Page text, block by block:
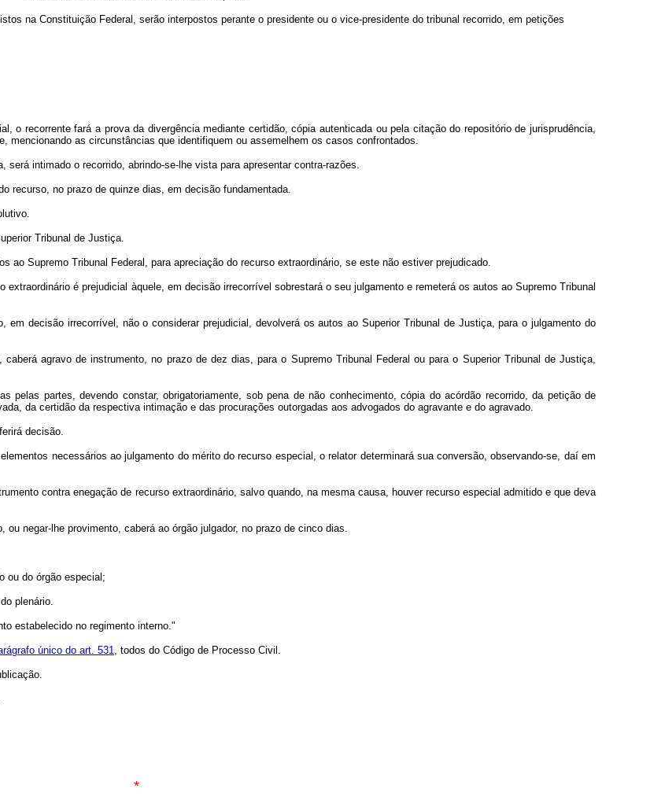
na Constituição Federal, serão interpostos perante o presidente ou o vice-presidente do tribunal recorrido, em petições
o recorrente fará a prova da divergência mediante certidão, cópia autenticada ou pela citação do repositório de jurisprudência,
mencionando as circunstâncias que identifiquem ou assemelhem os casos confrontados.
será intimado o recorrido, abrindo-se-lhe vista para apresentar contra-razões.
recurso, no prazo de quinze dias, em decisão fundamentada.
Tribunal de Justiça.
ao Supremo Tribunal Federal, para apreciação do recurso extraordinário, se este não estiver prejudicado.
é prejudicial àquele, em decisão irrecorrível sobrestará o seu julgamento e remeterá os autos ao Supremo Tribunal
em decisão irrecorrível, não o considerar prejudicial, devolverá os autos ao Superior Tribunal de Justiça, para o julgamento do
agravo de instrumento, no prazo de dez dias, para o Supremo Tribunal Federal ou para o Superior Tribunal de Justiça,
pelas partes, devendo constar, obrigatoriamente, sob pena de não conhecimento, cópia do acórdão recorrido, da petição de
da certidão da respectiva intimação e das procurações outorgadas aos advogados do agravante e do agravado.
decisão.
necessários ao julgamento do mérito do recurso especial, o relator determinará sua conversão, observando-se, daí em
contra enegação de recurso extraordinário, salvo quando, na mesma causa, houver recurso especial admitido e que deva
negar-lhe provimento, caberá ao órgão julgador, no prazo de cinco dias.
ou do órgão especial;
plenário.
estabelecido no regimento interno."
único do art. 531, todos do Código de Processo Civil.
*